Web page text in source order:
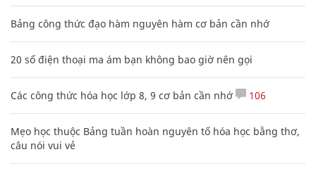
Bảng công thức đạo hàm nguyên hàm cơ bản cần nhớ
20 số điện thoại ma ám bạn không bao giờ nên gọi
Các công thức hóa học lớp 8, 9 cơ bản cần nhớ 106
Mẹo học thuộc Bảng tuần hoàn nguyên tố hóa học bằng thơ,
câu nói vui vẻ